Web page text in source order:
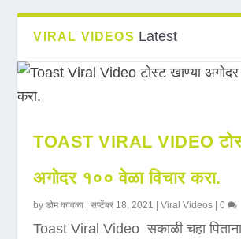
VIRAL VIDEOS Latest
TOAST VIRAL VIDEO
अगोदर १०० वेळा विचार करा.
byडोम कावळा |सप्टेंबर 18, 2021 |Viral Videos |0
Toast Viral Video सकाळी चहा